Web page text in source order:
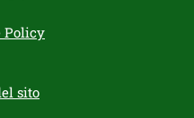
Policy
sito